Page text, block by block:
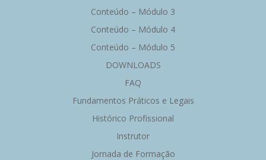
Conteúdo – Módulo 3
Conteúdo – Módulo 4
Conteúdo – Módulo 5
DOWNLOADS
FAQ
Fundamentos Práticos e Legais
Histórico Profissional
Instrutor
Jornada de Formação